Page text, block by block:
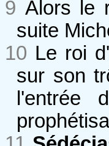
9 Alors le
suite
10 Le roi
sur son
l'entrée